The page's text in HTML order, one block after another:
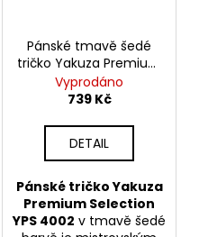
Pánské tmavě šedé
tričko Yakuza Premium
YPS 4002 – Hellrider
Vyprodáno
739 Kč
DETAIL
Pánské tričko Yakuza
Premium Selection
YPS 4002 v tmavě šedé